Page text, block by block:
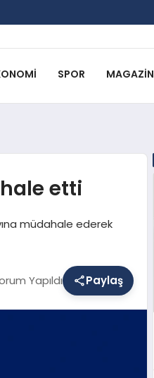
SPOR MAGAZIN
etti
müdahale ederek
Yapıldı Paylaş